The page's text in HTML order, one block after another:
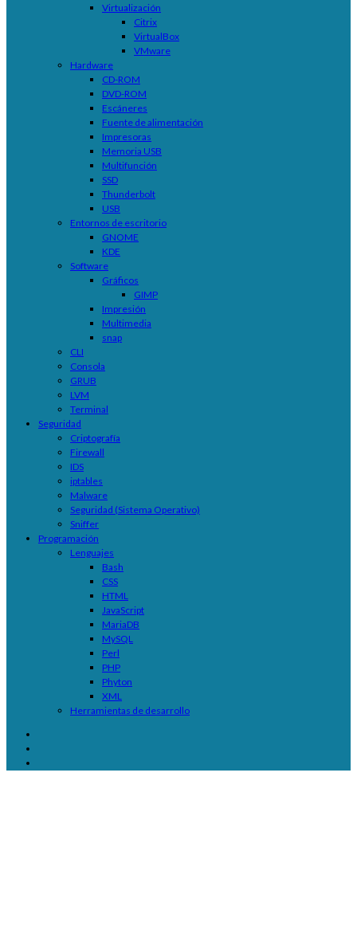
Virtualización
Citrix
VirtualBox
VMware
Hardware
CD-ROM
DVD-ROM
Escáneres
Fuente de alimentación
Impresoras
Memoria USB
Multifunción
SSD
Thunderbolt
USB
Entornos de escritorio
GNOME
KDE
Software
Gráficos
GIMP
Impresión
Multimedia
snap
CLI
Consola
GRUB
LVM
Terminal
Seguridad
Criptografía
Firewall
IDS
iptables
Malware
Seguridad (Sistema Operativo)
Sniffer
Programación
Lenguajes
Bash
CSS
HTML
JavaScript
MariaDB
MySQL
Perl
PHP
Phyton
XML
Herramientas de desarrollo